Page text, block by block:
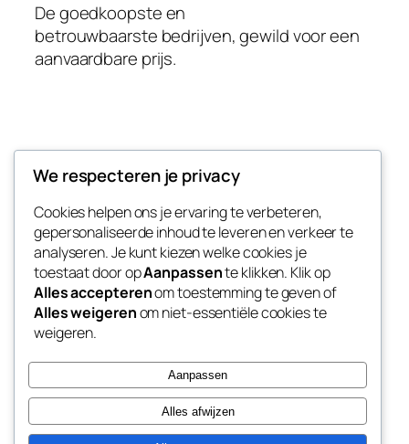
De goedkoopste en
betrouwbaarste bedrijven, gewild voor een
aanvaardbare prijs.
Taxi naar Weeze
Goedkope vliegveld transfer naar Vliegveld
Weeze
Blog
Over
FAQ's
Auteurs
Evenementen
Patronen
Thema’s
We respecteren je privacy
Cookies helpen ons je ervaring te verbeteren,
gepersonaliseerde inhoud te leveren en verkeer te
analyseren. Je kunt kiezen welke cookies je
toestaat door opAanpassente klikken. Klik op
Alles accepterenom toestemming te geven of
Alles weigerenom niet-essentiële cookies te
weigeren.
Aanpassen
Alles afwijzen